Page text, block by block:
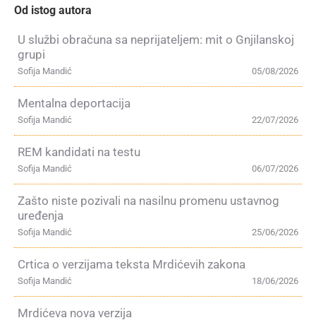
Od istog autora
U službi obračuna sa neprijateljem: mit o Gnjilanskoj
grupi
05/08/2026
Sofija Mandić
Mentalna deportacija
22/07/2026
Sofija Mandić
REM kandidati na testu
06/07/2026
Sofija Mandić
Zašto niste pozivali na nasilnu promenu ustavnog
uređenja
25/06/2026
Sofija Mandić
Crtica o verzijama teksta Mrdićevih zakona
18/06/2026
Sofija Mandić
Mrdićeva nova verzija